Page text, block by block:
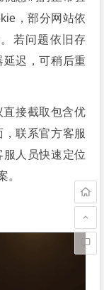
，部分网站依
若问题依旧存
延迟，可稍后重
接截取包含优
联系官方客服
人员快速定位
。